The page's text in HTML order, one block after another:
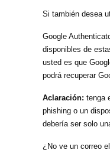
Si también desea
Google
disponibles de
usted es que
podrá recuperar
Aclaración: tenga
phishing o un
debería ser solo
¿No ve un correo